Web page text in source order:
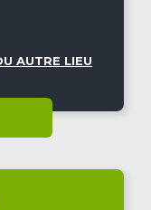
AUTRE LIEU